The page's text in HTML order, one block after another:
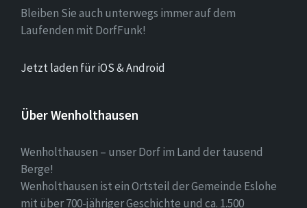
Bleiben Sie auch unterwegs immer auf dem
Laufenden mit DorfFunk!
Jetzt laden für iOS & Android
Über Wenholthausen
Wenholthausen – unser Dorf im Land der tausend
Berge!
Wenholthausen ist ein Ortsteil der Gemeinde Eslohe
mit über 700-jähriger Geschichte und ca. 1.500